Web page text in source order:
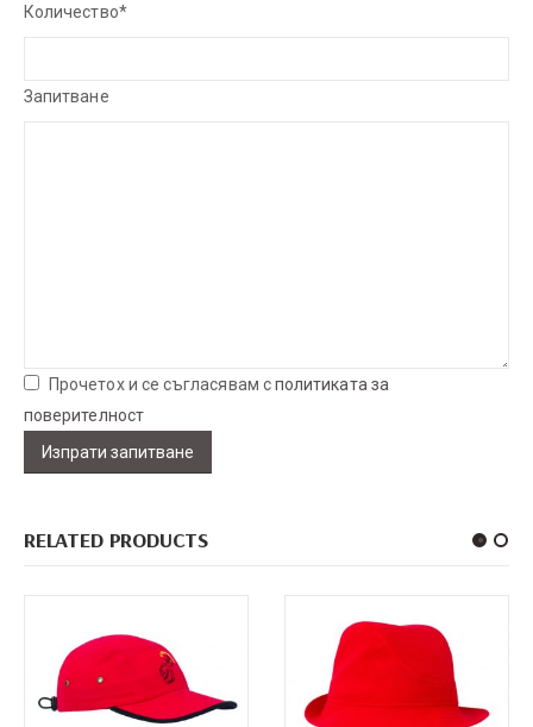
Количество*
Запитване
Прочетох и се съгласявам сполитиката за
поверителност
RELATED PRODUCTS